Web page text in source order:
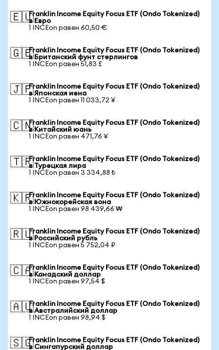
🇪🇺Franklin Income Equity Focus ETF (Ondo Tokenized)
в Евро
1 INCEon равен 60,50 €
🇬🇧Franklin Income Equity Focus ETF (Ondo Tokenized)
в Британский фунт стерлингов
1 INCEon равен 51,83 £
🇯🇵Franklin Income Equity Focus ETF (Ondo Tokenized)
в Японская иена
1 INCEon равен 11 033,72 ¥
🇨🇳Franklin Income Equity Focus ETF (Ondo Tokenized)
в Китайский юань
1 INCEon равен 471,76 ¥
🇹🇷Franklin Income Equity Focus ETF (Ondo Tokenized)
в Турецкая лира
1 INCEon равен 3 334,88 ₺
🇰🇷Franklin Income Equity Focus ETF (Ondo Tokenized)
в Южнокорейская вона
1 INCEon равен 98 439,66 ₩
🇷🇺Franklin Income Equity Focus ETF (Ondo Tokenized)
в Российский рубль
1 INCEon равен 5 752,04 ₽
🇨🇦Franklin Income Equity Focus ETF (Ondo Tokenized)
в Канадский доллар
1 INCEon равен 97,54 $
🇦🇺Franklin Income Equity Focus ETF (Ondo Tokenized)
в Австралийский доллар
1 INCEon равен 98,94 $
🇸🇬Franklin Income Equity Focus ETF (Ondo Tokenized)
в Сингапурский доллар